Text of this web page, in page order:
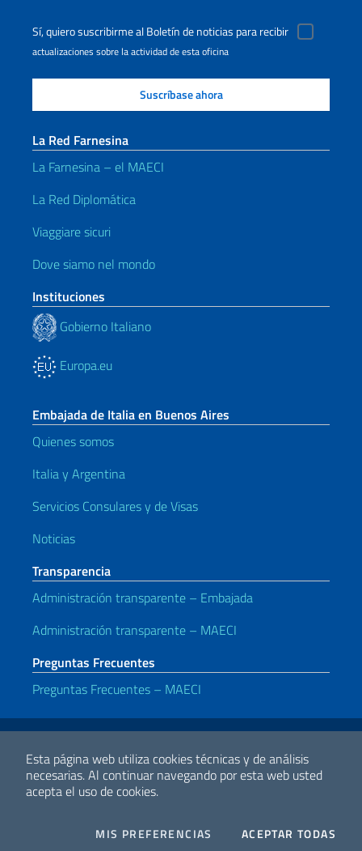
Esta página web utiliza cookies técnicas y de análisis
necesarias.Al continuar navegando por esta web usted
acepta el uso de cookies.
MIS PREFERENCIAS COOKIESACEPTAR TODAS
Sí, quiero suscribirme al Boletín de noticias para recibir
actualizaciones sobre la actividad de esta oficina
La Red Farnesina
La Farnesina – el MAECI
La Red Diplomática
Viaggiare sicuri
Dove siamo nel mondo
Instituciones
Gobierno Italiano
Europa.eu
Embajada de Italia en Buenos Aires
Quienes somos
Italia y Argentina
Servicios Consulares y de Visas
Noticias
Transparencia
Administración transparente – Embajada
Administración transparente – MAECI
Preguntas Frecuentes
Preguntas Frecuentes – MAECI
Enlaces útiles
Cooperación Internacional